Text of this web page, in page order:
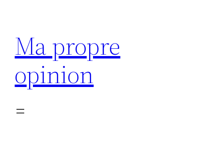
contenu
Ma propre
opinion